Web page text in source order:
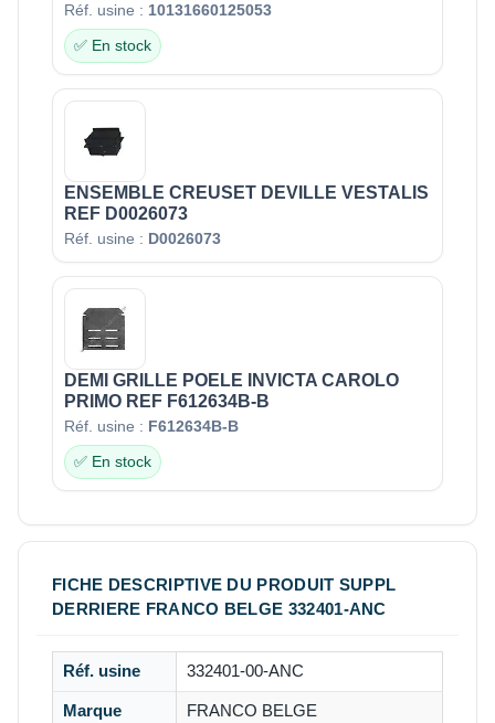
Réf. usine : 10131660125053
✅ En stock
ENSEMBLE CREUSET DEVILLE VESTALIS
REF D0026073
Réf. usine : D0026073
DEMI GRILLE POELE INVICTA CAROLO
PRIMO REF F612634B-B
Réf. usine : F612634B-B
✅ En stock
FICHE DESCRIPTIVE DU PRODUIT SUPPL
DERRIERE FRANCO BELGE 332401-ANC
Réf. usine 332401-00-ANC
Marque FRANCO BELGE